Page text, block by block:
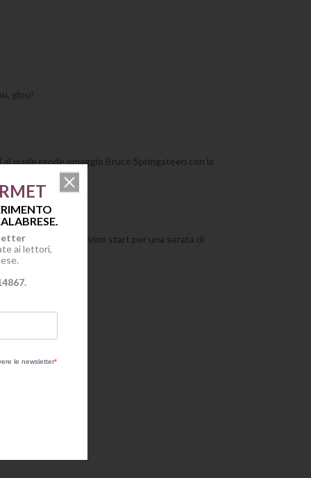
glou!
quale rende omaggio Bruce Springsteen con la
Eccellente vino start per una serata di
ai lettori,